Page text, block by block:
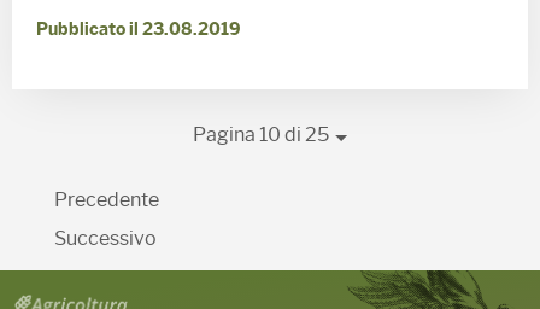
Pubblicato il 23.08.2019
Pagina 10 di 25
Precedente
Successivo